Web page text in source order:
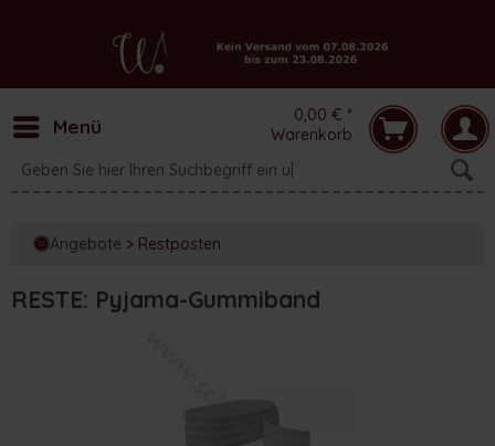
Menü
0,00 € *
Warenkorb
Angebote > Restposten
RESTE: Pyjama-Gummiband